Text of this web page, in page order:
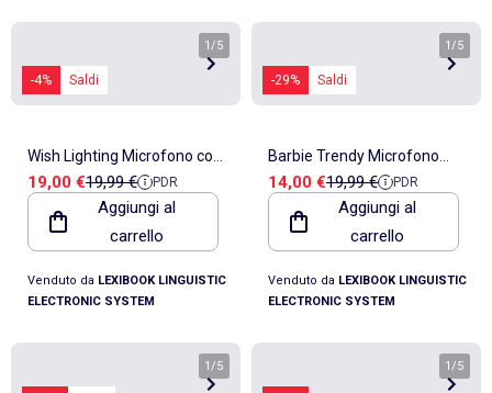
-4% Saldi
1 /5
Wish Lighting Microfono con
altoparlante (auxin), melodie
ed effetti sonori
Prezzo di vendita
19,00 €Prezzo di riferimento
19,99 € PDR
Aggiungi al
carrello
Venduto da LEXIBOOK LINGUISTIC
ELECTRONIC SYSTEM
-29% Saldi
1 /5
Barbie Trendy Microfono
luminoso con altoparlante
(auxin), melodie ed effetti
sonori
Prezzo di vendita
14,00 €Prezzo di riferimento
19,99 € PDR
Aggiungi al
carrello
Venduto da LEXIBOOK LINGUISTIC
ELECTRONIC SYSTEM
1 /5 1 /5